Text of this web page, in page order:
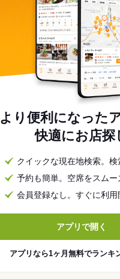
より便利になった
快適にお店探
クイックな現在地検索。検
予約も簡単。空席をスムー
会員登録なし。すぐに利用
アプリで開く
アプリなら1ヶ月無料でランキ